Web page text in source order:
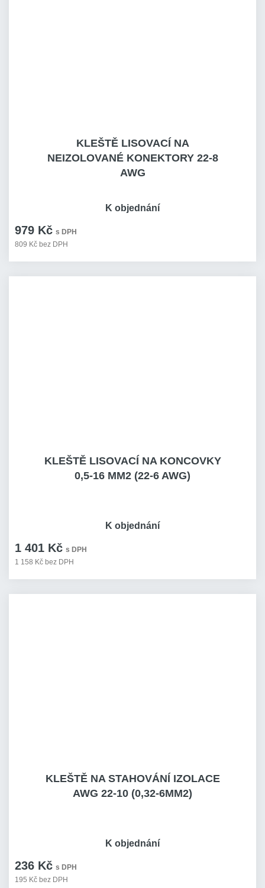
KLEŠTĚ LISOVACÍ NA
NEIZOLOVANÉ KONEKTORY 22-8
AWG
979 Kč s DPH
809 Kč bez DPH
K objednání
KLEŠTĚ LISOVACÍ NA KONCOVKY
0,5-16 MM2 (22-6 AWG)
1 401 Kč s DPH
1 158 Kč bez DPH
K objednání
KLEŠTĚ NA STAHOVÁNÍ IZOLACE
AWG 22-10 (0,32-6MM2)
236 Kč s DPH
195 Kč bez DPH
K objednání